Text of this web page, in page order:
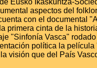
Eusko Ikaskuntza-
aspectos del
con el documental
primera cinta de la
"Sinfonía Vasca"
política la
visión que del País